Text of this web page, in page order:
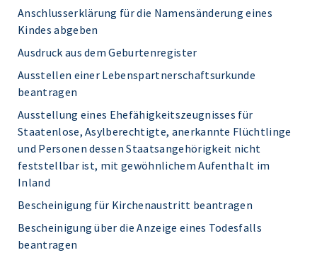
Anschlusserklärung für die Namensänderung eines
Kindes abgeben
Ausdruck aus dem Geburtenregister
Ausstellen einer Lebenspartnerschaftsurkunde
beantragen
Ausstellung eines Ehefähigkeitszeugnisses für
Staatenlose, Asylberechtigte, anerkannte Flüchtlinge
und Personen dessen Staatsangehörigkeit nicht
feststellbar ist, mit gewöhnlichem Aufenthalt im
Inland
Bescheinigung für Kirchenaustritt beantragen
Bescheinigung über die Anzeige eines Todesfalls
beantragen